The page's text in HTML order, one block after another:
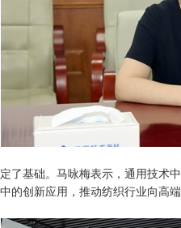
了基础。马咏梅表示，通用技术
的创新应用，推动纺织行业向高